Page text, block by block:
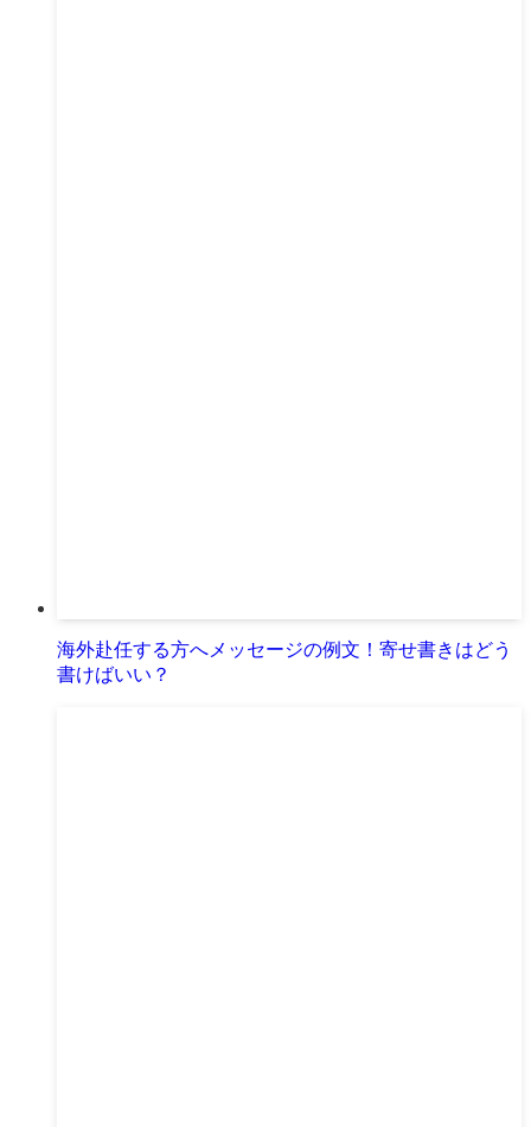
海外赴任する方へメッセージの例文！寄せ書きはどう
書けばいい？